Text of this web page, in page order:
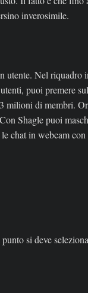
inverosimile.
utente. Nel riquadro
puoi premere
milioni di membri.
Shagle puoi
chat in webcam con
si deve